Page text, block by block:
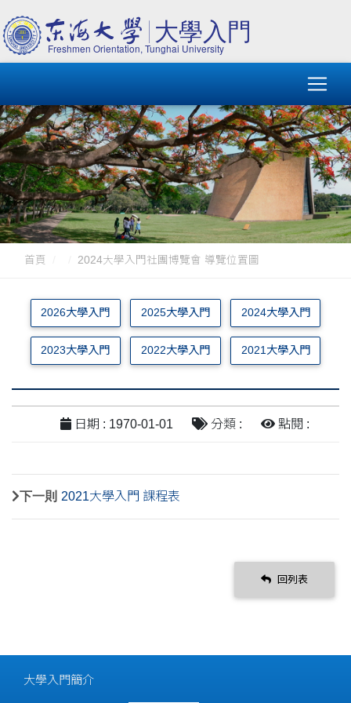
首頁 2024大學入門社團博覽會 導覽位置圖
2026大學入門 2025大學入門 2024大學入門
2023大學入門 2022大學入門 2021大學入門
日期 : 1970-01-01 分類 : 點閱 :
下一則 2021大學入門 課程表
回列表
大學入門簡介